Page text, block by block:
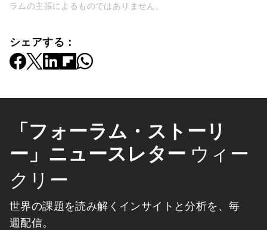
ラムの主張によるものではありません。
シェアする：
「フォーラム・ストーリ
ー」ニュースレター ウィー
クリー
世界の課題を読み解くインサイトと分析を、毎
週配信。